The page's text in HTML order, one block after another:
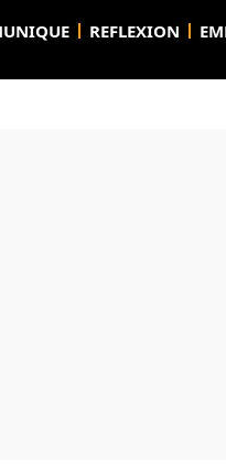
REFLEXION